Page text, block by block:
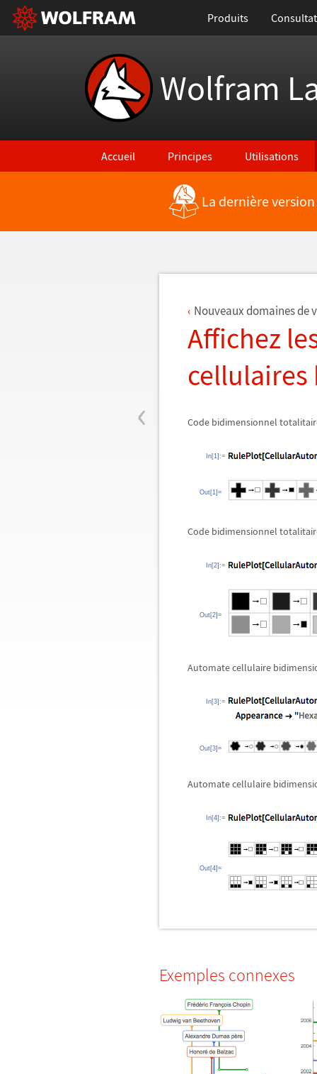
Produits
Wolfram
Accueil Principes Utilisations
Retour vers les nouvelles fonctionnalités
La dernière
‹
Nouveaux domaines de
Affichez
Code bidimensionnel
In[1]:=
Out[1]=
Code bidimensionnel
In[2]:=
Out[2]=
Automate cellulaire
In[3]:=
Out[3]=
Automate cellulaire
In[4]:=
Out[4]=
Exemples connexes